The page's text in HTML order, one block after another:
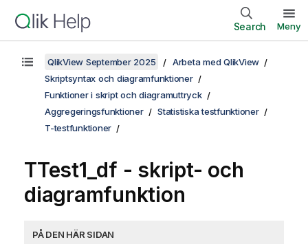
Search Meny
QlikView September 2025
Arbeta med QlikView
Skriptsyntax och diagramfunktioner
Funktioner i skript och diagramuttryck
Aggregeringsfunktioner
Statistiska testfunktioner
T-testfunktioner
TTest1_df - skript- och
diagramfunktion
PÅ DEN HÄR SIDAN